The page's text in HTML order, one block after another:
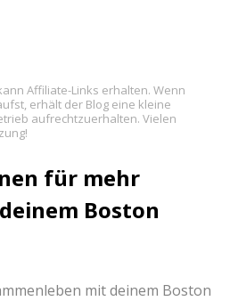
Affiliate-Links erhalten. Wenn
erhält der Blog eine kleine
aufrechtzuerhalten. Vielen
für mehr
Boston
mit deinem Boston